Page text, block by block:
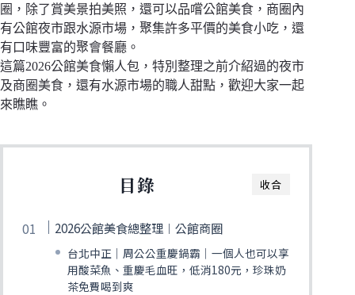
圈，除了賞美景拍美照，還可以品嚐公館美食，商圈內
有公館夜市跟水源市場，聚集許多平價的美食小吃，還
有口味豐富的聚會餐廳。
這篇2026公館美食懶人包，特別整理之前介紹過的夜市
及商圈美食，還有水源市場的職人甜點，歡迎大家一起
來瞧瞧。
收合
目錄
2026公館美食總整理︱公館商圈
台北中正｜周公公重慶鍋霸｜一個人也可以享
用酸菜魚、重慶毛血旺，低消180元，珍珠奶
茶免費喝到爽